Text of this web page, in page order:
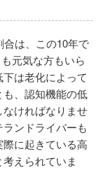
は、この10年で
元気な方もいら
は老化によって
、認知機能の低
ければなりませ
ンドライバーも
に起きている高
えられていま